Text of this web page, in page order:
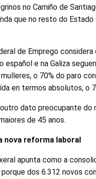
no Camiño de
que no resto do
de Emprego
e na Galiza
o 70% do paro
en termos absolutos, o
dato preocupante do
de 45 anos.
nova reforma laboral
apunta como a
porque dos 6.312 novos